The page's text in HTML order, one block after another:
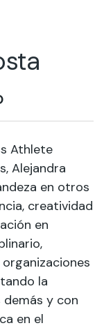
Athlete
Alejandra
en otros
creatividad
en
la
y con
en el